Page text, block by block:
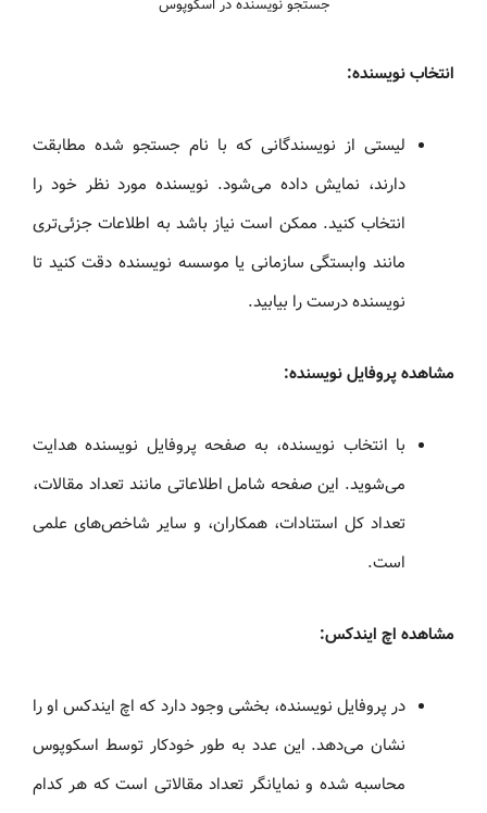
جستجو نویسنده در اسکوپوس
انتخاب نویسنده:
لیستی از نویسندگانی که با نام جستجو شده مطابقت
دارند، نمایش داده می‌شود. نویسنده مورد نظر خود را
انتخاب کنید. ممکن است نیاز باشد به اطلاعات جزئی‌تری
مانند وابستگی سازمانی یا موسسه نویسنده دقت کنید تا
نویسنده درست را بیابید.
مشاهده پروفایل نویسنده:
با انتخاب نویسنده، به صفحه پروفایل نویسنده هدایت
می‌شوید. این صفحه شامل اطلاعاتی مانند تعداد مقالات،
تعداد کل استنادات، همکاران، و سایر شاخص‌های علمی
است.
مشاهده اچ ایندکس:
در پروفایل نویسنده، بخشی وجود دارد که اچ ایندکس او را
نشان می‌دهد. این عدد به طور خودکار توسط اسکوپوس
محاسبه شده و نمایانگر تعداد مقالاتی است که هر کدام